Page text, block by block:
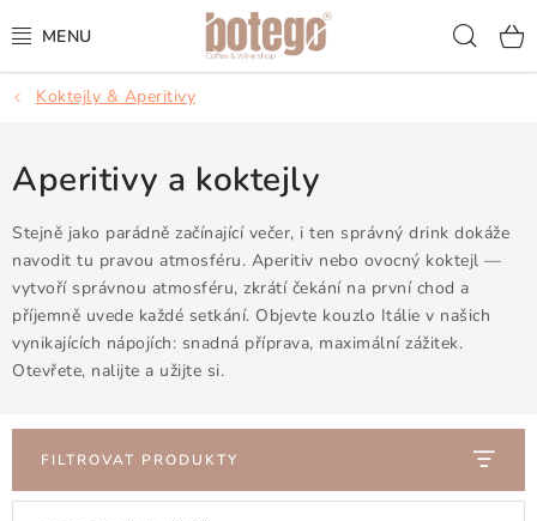
na
KÁVA
FRAPPÉ
VÍNA
ŠUMIVÁ VÍNA
KOKTEJLY & APERITIVY
Koktejly & Aperitivy
Aperitivy a koktejly
Stejně jako parádně začínající večer, i ten správný drink dokáže
navodit tu pravou atmosféru. Aperitiv nebo ovocný koktejl —
vytvoří správnou atmosféru, zkrátí čekání na první chod a
příjemně uvede každé setkání. Objevte kouzlo Itálie v našich
vynikajících nápojích: snadná příprava, maximální zážitek.
Otevřete, nalijte a užijte si.
FILTROVAT PRODUKTY